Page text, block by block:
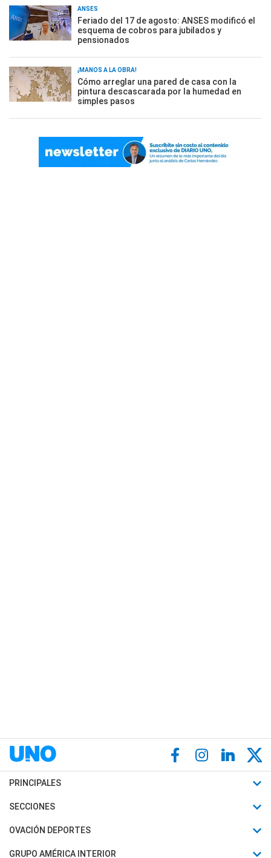
ANSES
Feriado del 17 de agosto: ANSES modificó el
esquema de cobros para jubilados y
pensionados
¡MANOS A LA OBRA!
Cómo arreglar una pared de casa con la
pintura descascarada por la humedad en
simples pasos
PRINCIPALES
Últimas Noticias
Política
SECCIONES
Horóscopo
Motores
OVACIÓN DEPORTES
Fútbol
GRUPO AMÉRICA INTERIOR